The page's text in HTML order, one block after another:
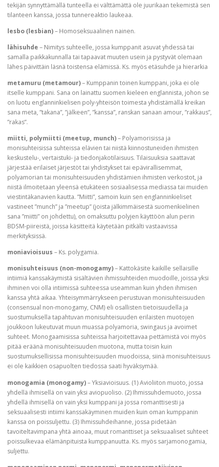
tekijän synnyttämällä tunteella ei välttämättä ole juurikaan tekemistä sen
tilanteen kanssa, jossa tunnereaktio laukeaa.
lesbo (lesbian)– Homoseksuaalinen nainen.
lähisuhde – Nimitys suhteelle, jossa kumppanit asuvat yhdessä tai
samalla paikkakunnalla tai tapaavat muuten usein ja pystyvät olemaan
lähes päivittäin läsnä toistensa elämissä. Ks. myös etäsuhde ja hierarkia
metamuru (metamour)– Kumppanin toinen kumppani, joka ei ole
itselle kumppani. Sana on lainattu suomen kieleen englannista, johon se
on luotu englanninkielisen poly-yhteisön toimesta yhdistämällä kreikan
sana meta, ”takana”, ”jälkeen”, ”kanssa”, ranskan sanaan amour, ”rakkaus”,
”rakas”.
miitti, polymiitti (meetup, munch)– Polyamorisissa ja
monisuhteisissa suhteissa elävien tai niistä kiinnostuneiden ihmisten
keskustelu-, vertaistuki- ja tiedonjakotilaisuus. Tilaisuuksia saattavat
järjestää erilaiset järjestöt tai yhdistykset tai epävirallisemmat,
polyamorian tai monisuhteisuuden yhdistämien ihmisten verkostot, ja
niistä ilmoitetaan yleensä etukäteen sosiaalisessa mediassa tai muiden
viestintäkanavien kautta. ”Miitti”, samoin kuin sen englanninkieliset
vastineet ”munch” ja ”meetup” (joista jälkimmäisestä suomenkielinen
sana ”miitti” on johdettu), on omaksuttu polyjen käyttöön alun perin
BDSM-piireistä, joissa käsitteitä käytetään pitkälti vastaavissa
merkityksissä.
moniavioisuus – Ks. polygamia.
monisuhteisuus (non-monogamy)– Kattokäsite kaikille sellaisille
intiimiä kanssakäymistä sisältävien ihmissuhteiden muodoille, joissa yksi
ihminen voi olla intiimissä suhteessa useamman kuin yhden ihmisen
kanssa yhtä aikaa. Yhteisymmärrykseen perustuvan monisuhteisuuden
(consensual non-monogamy, CNM) eli osallisten tietoisuudella ja
suostumuksella tapahtuvan monisuhteisuuden erilaisten muotojen
joukkoon lukeutuvat muun muassa polyamoria, swingaus ja avoimet
suhteet. Monogaamisissa suhteissa harjoitettavaa pettämistä voi myös
pitää eräänä monisuhteisuuden muotona, mutta toisin kuin
suostumuksellisissa monisuhteisuuden muodoissa, siinä monisuhteisuus
ei ole kaikkien osapuolten tiedossa saati hyväksymää.
monogamia (monogamy)– Yksiavioisuus. (1) Avioliiton muoto, jossa
yhdellä ihmisellä on vain yksi aviopuoliso. (2) Ihmissuhdemuoto, jossa
yhdellä ihmisellä on vain yksi kumppani ja jossa romanttisesti ja
seksuaalisesti intiimi kanssakäyminen muiden kuin oman kumppanin
kanssa on poissuljettu. (3) Ihmissuhdeihanne, jossa pidetään
tavoiteltavimpana yhtä ainoaa, muut romanttiset ja seksuaaliset suhteet
poissulkevaa elämänpituista kumppanuutta. Ks. myös sarjamonogamia,
suljettu.